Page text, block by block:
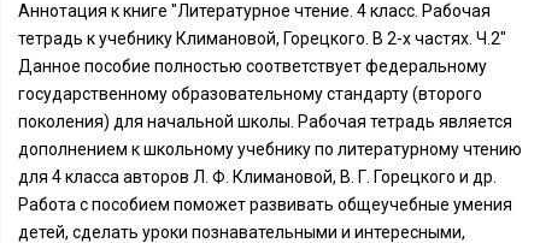
Аннотация к книге "Литературное чтение. 4 класс. Рабочая
тетрадь к учебнику Климановой, Горецкого. В 2-х частях. Ч.2"
Данное пособие полностью соответствует федеральному
государственному образовательному стандарту (второго
поколения) для начальной школы. Рабочая тетрадь является
дополнением к школьному учебнику по литературному чтению
для 4 класса авторов Л. Ф. Климановой, В. Г. Горецкого и др.
Работа с пособием поможет развивать общеучебные умения
детей, сделать уроки познавательными и интересными,